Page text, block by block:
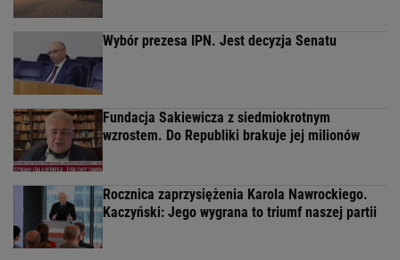
Wybór prezesa IPN. Jest decyzja Senatu
Fundacja Sakiewicza z siedmiokrotnym
wzrostem. Do Republiki brakuje jej milionów
Rocznica zaprzysiężenia Karola Nawrockiego.
Kaczyński: Jego wygrana to triumf naszej partii